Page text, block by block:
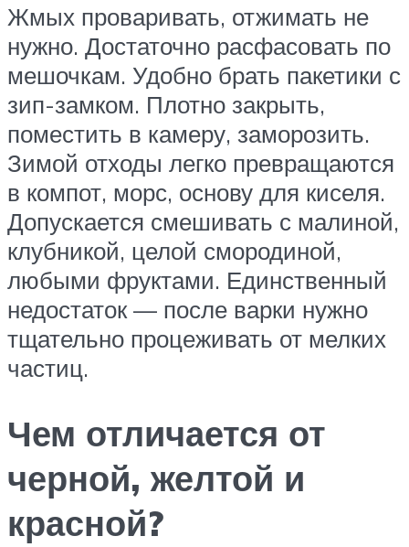
Жмых проваривать, отжимать не
нужно. Достаточно расфасовать по
мешочкам. Удобно брать пакетики с
зип-замком. Плотно закрыть,
поместить в камеру, заморозить.
Зимой отходы легко превращаются
в компот, морс, основу для киселя.
Допускается смешивать с малиной,
клубникой, целой смородиной,
любыми фруктами. Единственный
недостаток — после варки нужно
тщательно процеживать от мелких
частиц.
Чем отличается от
черной, желтой и
красной?